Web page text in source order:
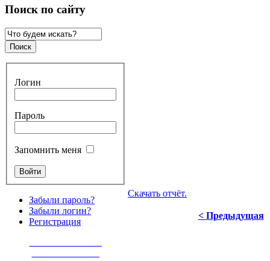
Поиск по сайту
Логин
Пароль
Запомнить меня
Забыли пароль?
Забыли логин?
Регистрация
Скачать отчёт.
< Предыдущая